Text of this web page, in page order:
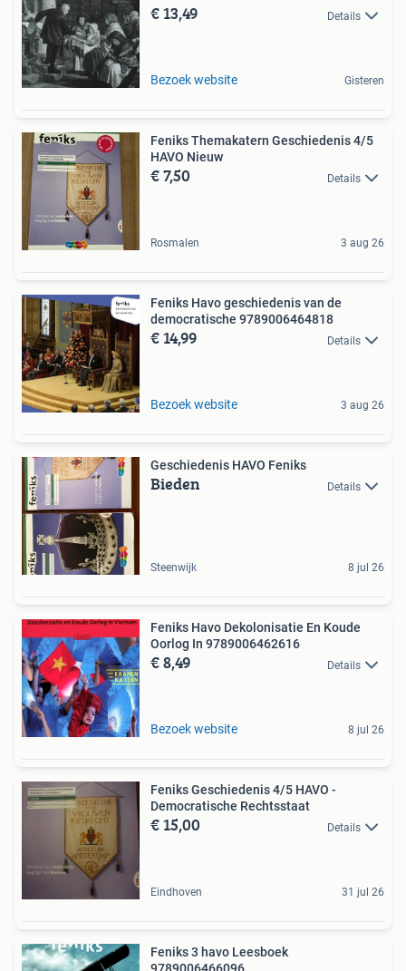
€ 13,49 Details
Bezoek website Gisteren
Feniks Themakatern Geschiedenis 4/5
HAVO Nieuw
€ 7,50 Details
Rosmalen 3 aug 26
Feniks Havo geschiedenis van de
democratische 9789006464818
€ 14,99 Details
Bezoek website 3 aug 26
Geschiedenis HAVO Feniks
Bieden Details
Steenwijk 8 jul 26
Feniks Havo Dekolonisatie En Koude
Oorlog In 9789006462616
€ 8,49 Details
Bezoek website 8 jul 26
Feniks Geschiedenis 4/5 HAVO -
Democratische Rechtsstaat
€ 15,00 Details
Eindhoven 31 jul 26
Feniks 3 havo Leesboek